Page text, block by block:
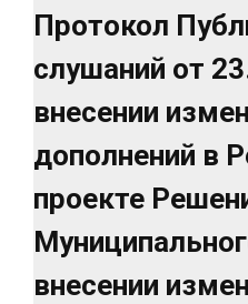
Протокол
слушаний от
внесении
дополнений в
проекте
внесении